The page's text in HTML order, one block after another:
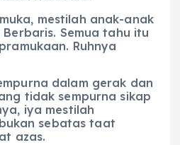
mestilah anak-anak
Semua tahu itu
Ruhnya
dalam gerak dan
tidak sempurna sikap
iya mestilah
sebatas taat
azas.